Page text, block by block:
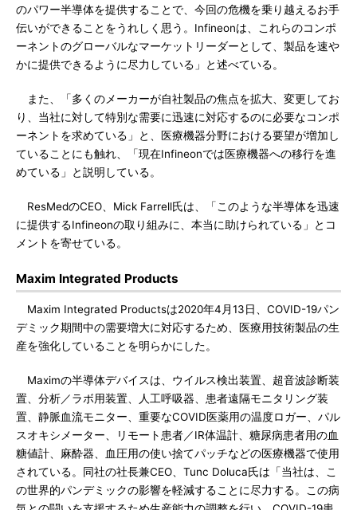
のパワー半導体を提供することで、今回の危機を乗り越えるお手
伝いができることをうれしく思う。Infineonは、これらのコンポ
ーネントのグローバルなマーケットリーダーとして、製品を速や
かに提供できるように尽力している」と述べている。
また、「多くのメーカーが自社製品の焦点を拡大、変更してお
り、当社に対して特別な需要に迅速に対応するのに必要なコンポ
ーネントを求めている」と、医療機器分野における要望が増加し
ていることにも触れ、「現在Infineonでは医療機器への移行を進
めている」と説明している。
ResMedのCEO、Mick Farrell氏は、「このような半導体を迅速
に提供するInfineonの取り組みに、本当に助けられている」とコ
メントを寄せている。
Maxim Integrated Products
Maxim Integrated Productsは2020年4月13日、COVID-19パン
デミック期間中の需要増大に対応するため、医療用技術製品の生
産を強化していることを明らかにした。
Maximの半導体デバイスは、ウイルス検出装置、超音波診断装
置、分析／ラボ用装置、人工呼吸器、患者遠隔モニタリング装
置、静脈血流モニター、重要なCOVID医薬用の温度ロガー、パル
スオキシメーター、リモート患者／IR体温計、糖尿病患者用の血
糖値計、麻酔器、血圧用の使い捨てパッチなどの医療機器で使用
されている。同社の社長兼CEO、Tunc Doluca氏は「当社は、こ
の世界的パンデミックの影響を軽減することに尽力する。この病